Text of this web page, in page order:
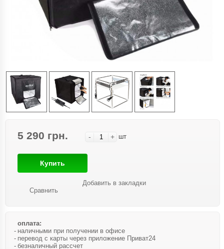
5 290 грн. - + шт
Купить
Сравнить
Добавить в закладки
оплата:
наличными при получении в офисе
перевод с карты через приложение Приват24
безналичный рассчет